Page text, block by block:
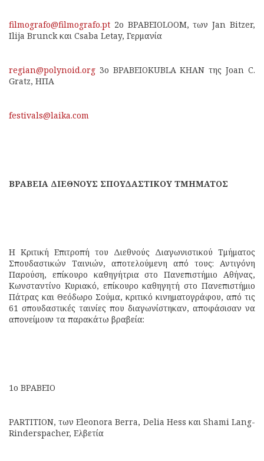
filmografo@filmografo.pt 2ο ΒΡΑΒΕΙΟLOOM, των Jan Bitzer,
Ilija Brunck και Csaba Letay, Γερμανία
regian@polynoid.org 3ο ΒΡΑΒΕΙΟKUBLA KHAN της Joan C.
Gratz, ΗΠΑ
festivals@laika.com
ΒΡΑΒΕΙΑ ΔΙΕΘΝΟΥΣ ΣΠΟΥΔΑΣΤΙΚΟΥ ΤΜΗΜΑΤΟΣ
Η Κριτική Επιτροπή του Διεθνούς Διαγωνιστικού Τμήματος
Σπουδαστικών Ταινιών, αποτελούμενη από τους: Αντιγόνη
Παρούση, επίκουρο καθηγήτρια στο Πανεπιστήμιο Αθήνας,
Κωνσταντίνο Κυριακό, επίκουρο καθηγητή στο Πανεπιστήμιο
Πάτρας και Θεόδωρο Σούμα, κριτικό κινηματογράφου, από τις
61 σπουδαστικές ταινίες που διαγωνίστηκαν, αποφάσισαν να
απονείμουν τα παρακάτω βραβεία:
1ο ΒΡΑΒΕΙΟ
PARTITION, των Eleonora Berra, Delia Hess και Shami Lang-
Rinderspacher, Ελβετία